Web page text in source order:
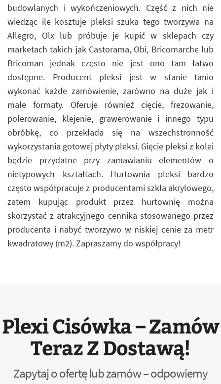
budowlanych i wykończeniowych. Część z nich nie
wiedząc ile kosztuje pleksi szuka tego tworzywa na
Allegro, Olx lub próbuje je kupić w sklepach czy
marketach takich jak Castorama, Obi, Bricomarche lub
Bricoman jednak często nie jest ono tam łatwo
dostępne. Producent pleksi jest w stanie tanio
wykonać każde zamówienie, zarówno na duże jak i
małe formaty. Oferuje również cięcie, frezowanie,
polerowanie, klejenie, grawerowanie i innego typu
obróbkę, co przekłada się na wszechstronność
wykorzystania gotowej płyty pleksi. Gięcie pleksi z kolei
będzie przydatne przy zamawianiu elementów o
nietypowych kształtach. Hurtownia pleksi bardzo
często współpracuje z producentami szkła akrylowego,
zatem kupując produkt przez hurtownię można
skorzystać z atrakcyjnego cennika stosowanego przez
producenta i nabyć tworzywo w niskiej cenie za metr
kwadratowy (m2). Zapraszamy do współpracy!
Plexi Cisówka – Zamów
Teraz Z Dostawą!
Zapytaj o ofertę lub zamów – odpowiemy